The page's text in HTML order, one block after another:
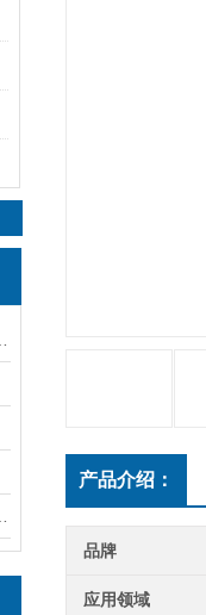
产品介绍：
品牌
应用领域